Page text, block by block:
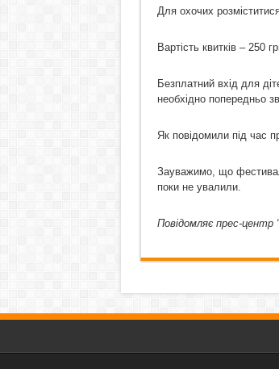
Для охочих
Вартість квитків – 250
Безплатний вхід для
необхідно попередньо
Як повідомили під час
Зауважимо, що
поки не увалили.
Повідомляє прес-